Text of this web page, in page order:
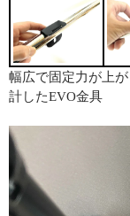
幅広で固定力が上
計したEVO金具